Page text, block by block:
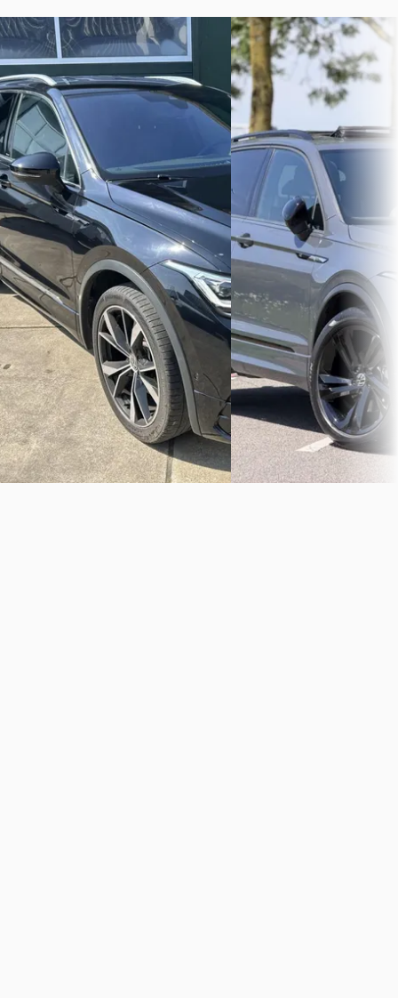
Volkswagen Tiguan· 2022
Allspace 1.5 TSI R-Line Business+ 7p.
€ 42.950
v.a. € 910/mnd
Boven markt
2022 · 36.606 km · Benzine ·
Automaat
Garage Kramer· ZIJDEWIND
Bekijk aanbieding →
Vergelijk
Volkswagen Tiguan·
€ 35.950
v.a. € 762/mnd
Marktconform
2021 · 39.982 km · Benzine
Automaat
De Autospot· Utrecht 4,9
Bekijk aanbieding →
Vergelijk